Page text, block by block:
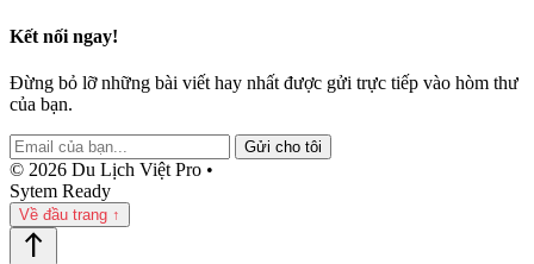
Kết nối ngay!
Đừng bỏ lỡ những bài viết hay nhất được gửi trực tiếp vào hòm thư
của bạn.
Gửi cho tôi
© 2026 Du Lịch Việt Pro •
Sytem Ready
Về đầu trang ↑
north